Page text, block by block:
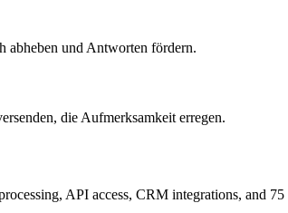
abheben und Antworten fördern.
die Aufmerksamkeit erregen.
API access, CRM integrations, and 75